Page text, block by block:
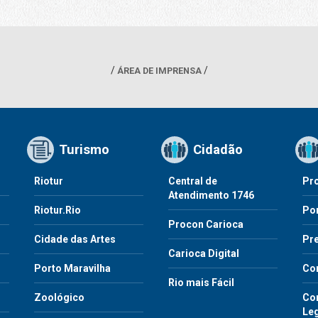
ÁREA DE IMPRENSA
Turismo
Riotur
Riotur.Rio
Cidade das Artes
Porto Maravilha
Zoológico
Cidadão
Central de
Atendimento 1746
Procon Carioca
Carioca Digital
Rio mais Fácil